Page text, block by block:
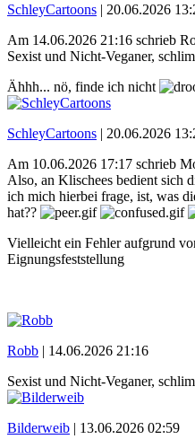
SchleyCartoons | 20.06.2026
Am 14.06.2026 21:16 schrieb
Sexist und Nicht-Veganer,
Ähhh... nö, finde ich nicht
SchleyCartoons | 20.06.2026
Am 10.06.2026 17:17 schrieb
Also, an Klischees bedient sich
ich mich hierbei frage, ist, was
hat??
Vielleicht ein Fehler aufgrund
Eignungsfeststellung
Robb | 14.06.2026 21:16
Sexist und Nicht-Veganer,
Bilderweib | 13.06.2026 02:59